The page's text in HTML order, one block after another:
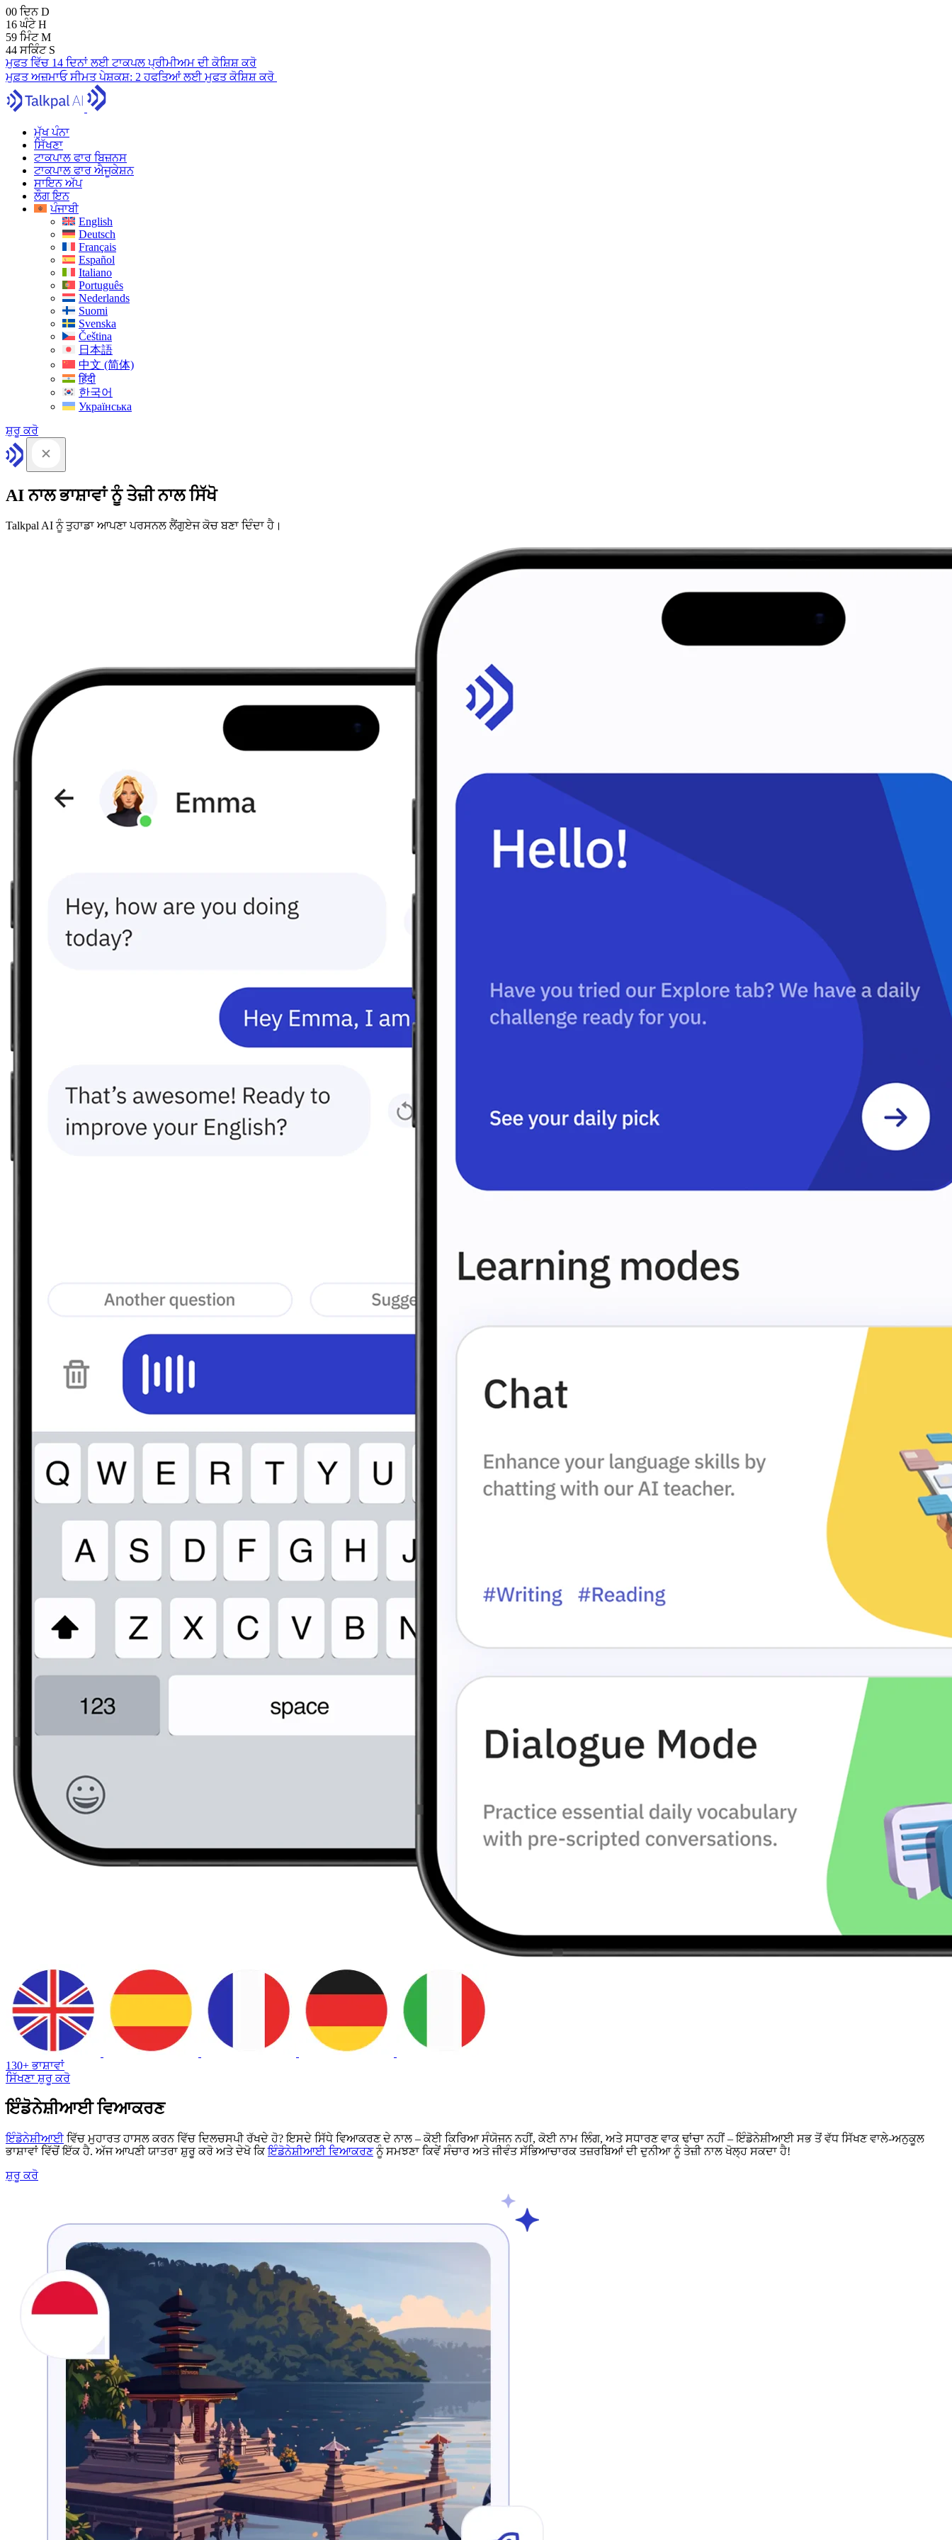
00 ਦਿਨD
16 ਘੰਟੇH
59 ਮਿੰਟM
43 ਸਕਿੰਟ S
ਮੁਫਤ ਵਿੱਚ 14 ਦਿਨਾਂ ਲਈ ਟਾਕਪਲ ਪ੍ਰੀਮੀਅਮ ਦੀ ਕੋਸ਼ਿਸ਼ ਕਰੋ
ਮੁਫ਼ਤ ਅਜ਼ਮਾਓਸੀਮਤ ਪੇਸ਼ਕਸ਼: 2 ਹਫਤਿਆਂ ਲਈ ਮੁਫਤ ਕੋਸ਼ਿਸ਼ ਕਰੋ
ਮੁੱਖ ਪੰਨਾ
ਸਿੱਖਣਾ
ਟਾਕਪਾਲ ਫਾਰ ਬਿਜ਼ਨਸ
ਟਾਕਪਾਲ ਫਾਰ ਐਜੂਕੇਸ਼ਨ
ਸਾਇਨ ਅੱਪ
ਲੌਗ ਇਨ
ਪੰਜਾਬੀ
English
Deutsch
Français
Español
Italiano
Português
Nederlands
Suomi
Svenska
Čeština
日本語
中文 (简体)
हिंदी
한국어
Українська
ਸ਼ੁਰੂ ਕਰੋ
AI ਨਾਲ ਭਾਸ਼ਾਵਾਂ ਨੂੰ ਤੇਜ਼ੀ ਨਾਲ ਸਿੱਖੋ
Talkpal AI ਨੂੰ ਤੁਹਾਡਾ ਆਪਣਾ ਪਰਸਨਲ ਲੈਂਗੁਏਜ ਕੋਚ ਬਣਾ ਦਿੰਦਾ ਹੈ।
130+ ਭਾਸ਼ਾਵਾਂ
ਸਿੱਖਣਾ ਸ਼ੁਰੂ ਕਰੋ
ਇੰਡੋਨੇਸ਼ੀਆਈ ਵਿਆਕਰਣ
ਇੰਡੋਨੇਸ਼ੀਆਈਵਿੱਚ ਮੁਹਾਰਤ ਹਾਸਲ ਕਰਨ ਵਿੱਚ ਦਿਲਚਸਪੀ ਰੱਖਦੇ ਹੋ? ਇਸਦੇ ਸਿੱਧੇ ਵਿਆਕਰਣ ਦੇ ਨਾਲ – ਕੋਈ ਕਿਰਿਆ ਸੰਯੋਜਨ ਨਹੀਂ, ਕੋਈ ਨਾਮ ਲਿੰਗ, ਅਤੇ ਸਧਾਰਣ ਵਾਕ ਢਾਂਚਾ ਨਹੀਂ – ਇੰਡੋਨੇਸ਼ੀਆਈ ਸਭ ਤੋਂ ਵੱਧ ਸਿੱਖਣ ਵਾਲੇ-ਅਨੁਕੂਲ
ਭਾਸ਼ਾਵਾਂ ਵਿੱਚੋਂ ਇੱਕ ਹੈ. ਅੱਜ ਆਪਣੀ ਯਾਤਰਾ ਸ਼ੁਰੂ ਕਰੋ ਅਤੇ ਦੇਖੋ ਕਿਇੰਡੋਨੇਸ਼ੀਆਈ ਵਿਆਕਰਣਨੂੰ ਸਮਝਣਾ ਕਿਵੇਂ ਸੰਚਾਰ ਅਤੇ ਜੀਵੰਤ ਸੱਭਿਆਚਾਰਕ ਤਜ਼ਰਬਿਆਂ ਦੀ ਦੁਨੀਆ ਨੂੰ ਤੇਜ਼ੀ ਨਾਲ ਖੋਲ੍ਹ ਸਕਦਾ ਹੈ!
ਸ਼ੁਰੂ ਕਰੋ